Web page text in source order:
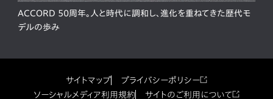
ACCORD 50周年。人と時代に調和し、進化を重ねてきた歴代モ
デルの歩み
サイトマップ
プライバシーポリシー
ソーシャルメディア利用規約
サイトのご利用について